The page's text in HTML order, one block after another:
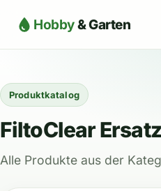
Hobby& Garten
Produktkatalog
FiltoClear
Alle Produkte aus der